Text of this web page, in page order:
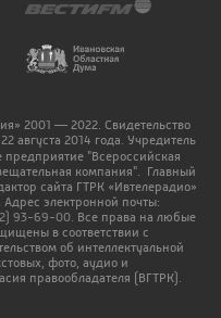
2001 — 2022. Свидетельство
августа 2014 года. Учредитель
предприятие "Всероссийская
компания". Главный
сайта ГТРК «Ивтелерадио»
электронной почты:
93-69-00 . Все права на любые
в соответствии с
об интеллектуальной
фото, аудио и
правообладателя (ВГТРК).